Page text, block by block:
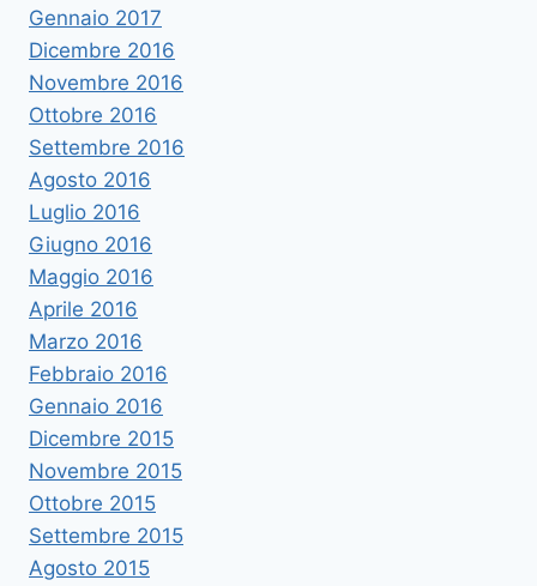
Gennaio 2017
Dicembre 2016
Novembre 2016
Ottobre 2016
Settembre 2016
Agosto 2016
Luglio 2016
Giugno 2016
Maggio 2016
Aprile 2016
Marzo 2016
Febbraio 2016
Gennaio 2016
Dicembre 2015
Novembre 2015
Ottobre 2015
Settembre 2015
Agosto 2015